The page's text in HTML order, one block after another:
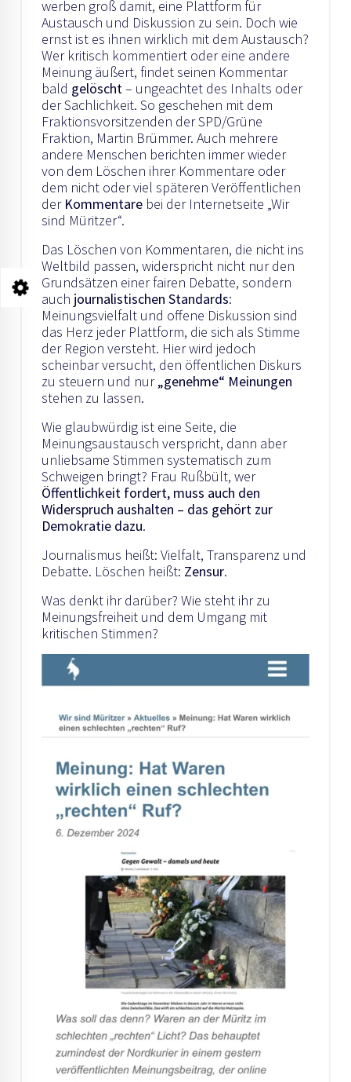
werben groß damit, eine Plattform für
Austausch und Diskussion zu sein. Doch wie
ernst ist es ihnen wirklich mit dem Austausch?
Wer kritisch kommentiert oder eine andere
Meinung äußert, findet seinen Kommentar
bald gelöscht– ungeachtet des Inhalts oder
der Sachlichkeit. So geschehen mit dem
Fraktionsvorsitzenden der SPD/Grüne
Fraktion, Martin Brümmer. Auch mehrere
andere Menschen berichten immer wieder
von dem Löschen ihrer Kommentare oder
dem nicht oder viel späteren Veröffentlichen
der Kommentare bei der Internetseite „Wir
sind Müritzer“.
Das Löschen von Kommentaren, die nicht ins
Weltbild passen, widerspricht nicht nur den
Grundsätzen einer fairen Debatte, sondern
auch journalistischen Standards:
Meinungsvielfalt und offene Diskussion sind
das Herz jeder Plattform, die sich als Stimme
der Region versteht. Hier wird jedoch
scheinbar versucht, den öffentlichen Diskurs
zu steuern und nur„genehme“ Meinungen
stehen zu lassen.
Wie glaubwürdig ist eine Seite, die
Meinungsaustausch verspricht, dann aber
unliebsame Stimmen systematisch zum
Schweigen bringt? Frau Rußbült, wer
Öffentlichkeit fordert, muss auch den
Widerspruch aushalten – das gehört zur
Demokratie dazu.
Journalismus heißt: Vielfalt, Transparenz und
Debatte. Löschen heißt: Zensur.
Was denkt ihr darüber? Wie steht ihr zu
Meinungsfreiheit und dem Umgang mit
kritischen Stimmen?